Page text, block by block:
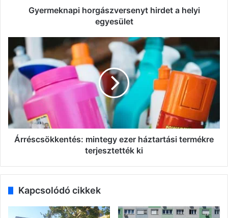
Gyermeknapi horgászversenyt hirdet a helyi
egyesület
Árréscsökkentés:
mintegy
ezer
háztartási
termékre
terjesztették
ki
Árréscsökkentés: mintegy ezer háztartási termékre
terjesztették ki
Kapcsolódó cikkek